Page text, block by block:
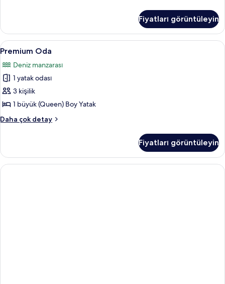
fazla
detay
Fiyatları görüntüleyin
Premium
Oda
için
tüm
fotoğrafları
görün
Premium Oda | Minibar, odada kasa,
7
Premium Oda
Deniz manzarası
1 yatak odası
3 kişilik
1 büyük (Queen) Boy Yatak
Daha çok detay
Premium
fazla
detay
Fiyatları görüntüleyin